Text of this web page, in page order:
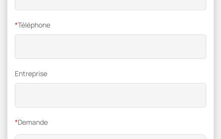
*Téléphone
Entreprise
*Demande